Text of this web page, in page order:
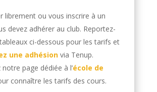
librement ou vous inscrire à un
devez adhérer au club. Reportez-
ci-dessous pour les tarifs et
une adhésion via Tenup.
page dédiée à l’école de
connaître les tarifs des cours.